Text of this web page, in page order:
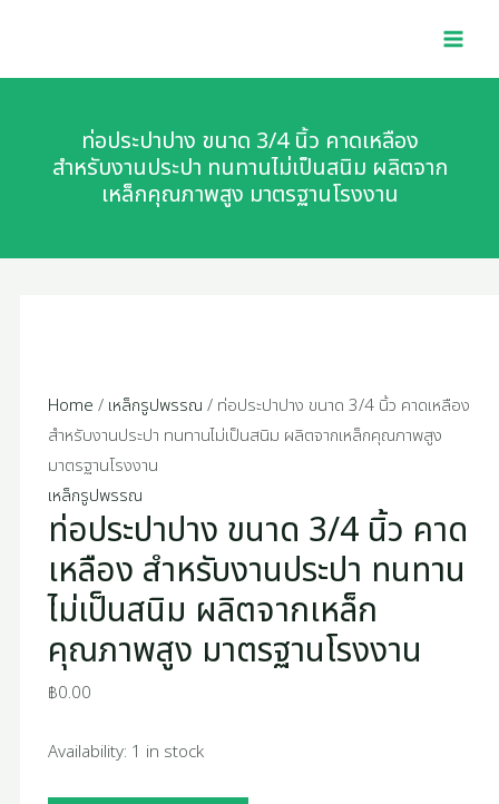
content
ท่อประปาปาง ขนาด 3/4 นิ้ว คาดเหลือง
สำหรับงานประปา ทนทานไม่เป็นสนิม ผลิตจาก
เหล็กคุณภาพสูง มาตรฐานโรงงาน
Home / เหล็กรูปพรรณ / ท่อประปาปาง ขนาด 3/4 นิ้ว คาดเหลือง
สำหรับงานประปา ทนทานไม่เป็นสนิม ผลิตจากเหล็กคุณภาพสูง
มาตรฐานโรงงาน
เหล็กรูปพรรณ
ท่อประปาปาง ขนาด 3/4 นิ้ว คาด
เหลือง สำหรับงานประปา ทนทาน
ไม่เป็นสนิม ผลิตจากเหล็ก
คุณภาพสูง มาตรฐานโรงงาน
฿0.00
Availability: 1 in stock
ปาง
นิ้ว
สำหรับ
เป็น
สนิม
ผลิต
จาก
เหล็ก
คุณภาพ
สูง
มาตรฐาน
โรงงาน
quantity